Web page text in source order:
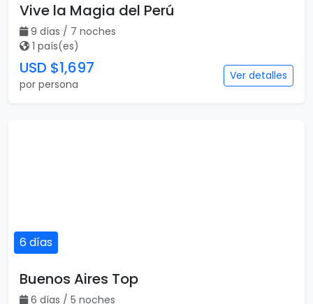
Vive la Magia del Perú
9 días / 7 noches
1 país(es)
USD $1,697
por persona
Ver detalles
6 días
Buenos Aires Top
6 días / 5 noches